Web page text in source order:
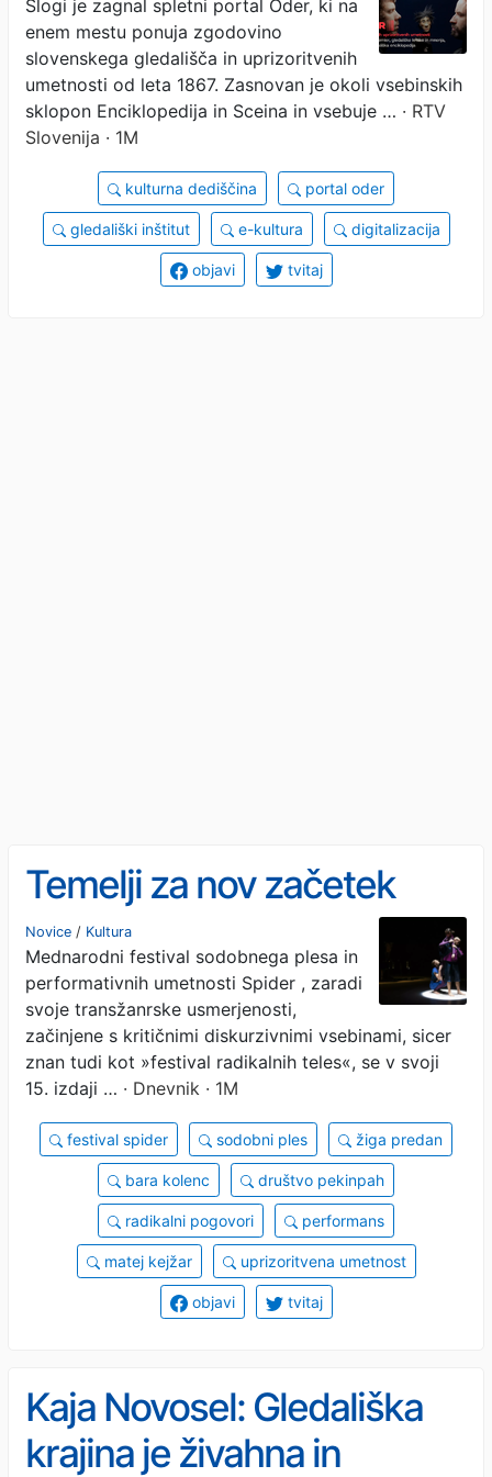
gledališča do kritike
Slogi je zagnal spletni portal Oder, ki na
enem mestu ponuja zgodovino
slovenskega gledališča in uprizoritvenih
umetnosti od leta 1867. Zasnovan je okoli vsebinskih
sklopon Enciklopedija in Sceina in vsebuje … · RTV
Slovenija · 1M
kulturna dediščina portal oder
gledališki inštitut e-kultura digitalizacija
objavi tvitaj
Temelji za nov začetek
Novice / Kultura
Mednarodni festival sodobnega plesa in
performativnih umetnosti Spider , zaradi
svoje transžanrske usmerjenosti,
začinjene s kritičnimi diskurzivnimi vsebinami, sicer
znan tudi kot »festival radikalnih teles«, se v svoji
15. izdaji … · Dnevnik · 1M
festival spider sodobni ples žiga predan
bara kolenc društvo pekinpah
radikalni pogovori performans
matej kejžar uprizoritvena umetnost
objavi tvitaj
Kaja Novosel: Gledališka
krajina je živahna in